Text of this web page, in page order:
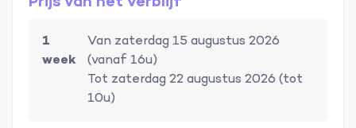
1
week
Van zaterdag 15 augustus 2026
(vanaf 16u)
Tot zaterdag 22 augustus 2026 (tot
10u)